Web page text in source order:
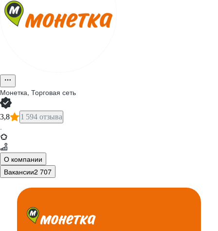
Монетка, Торговая сеть
3,8 1 594 отзыва
·
О компании
Вакансии2 707